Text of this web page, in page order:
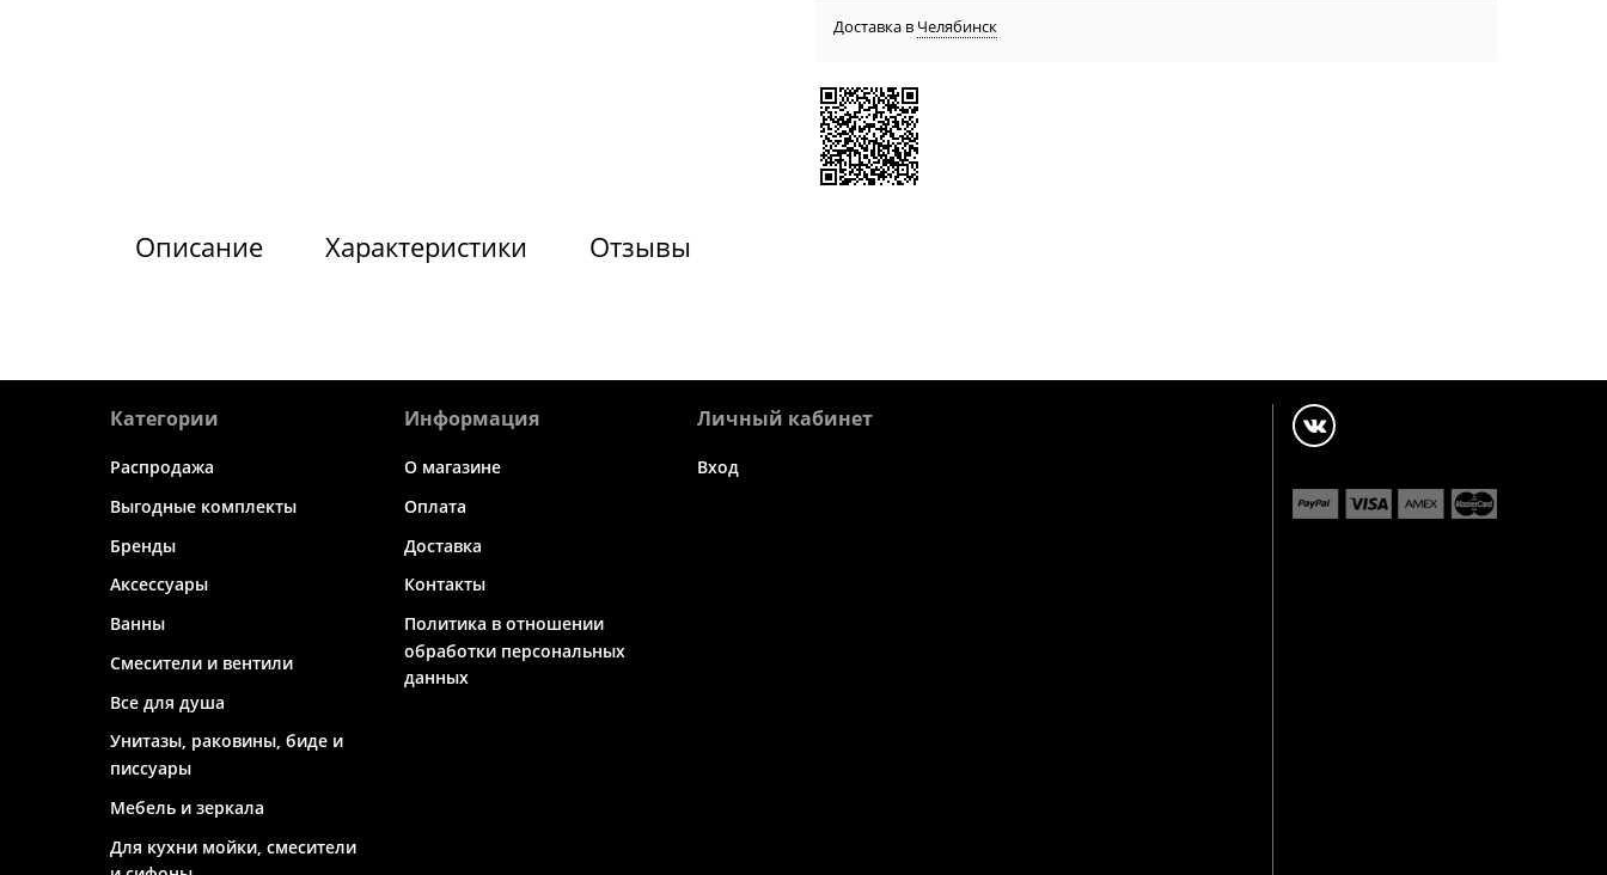
Доставка в Челябинск
Описание Характеристики Отзывы
Категории
Распродажа
Выгодные комплекты
Бренды
Аксессуары
Ванны
Смесители и вентили
Все для душа
Унитазы, раковины, биде и
писсуары
Мебель и зеркала
Для кухни мойки, смесители
Информация
О магазине
Оплата
Доставка
Контакты
Политика в отношении
обработки персональных
данных
Личный кабинет
Вход